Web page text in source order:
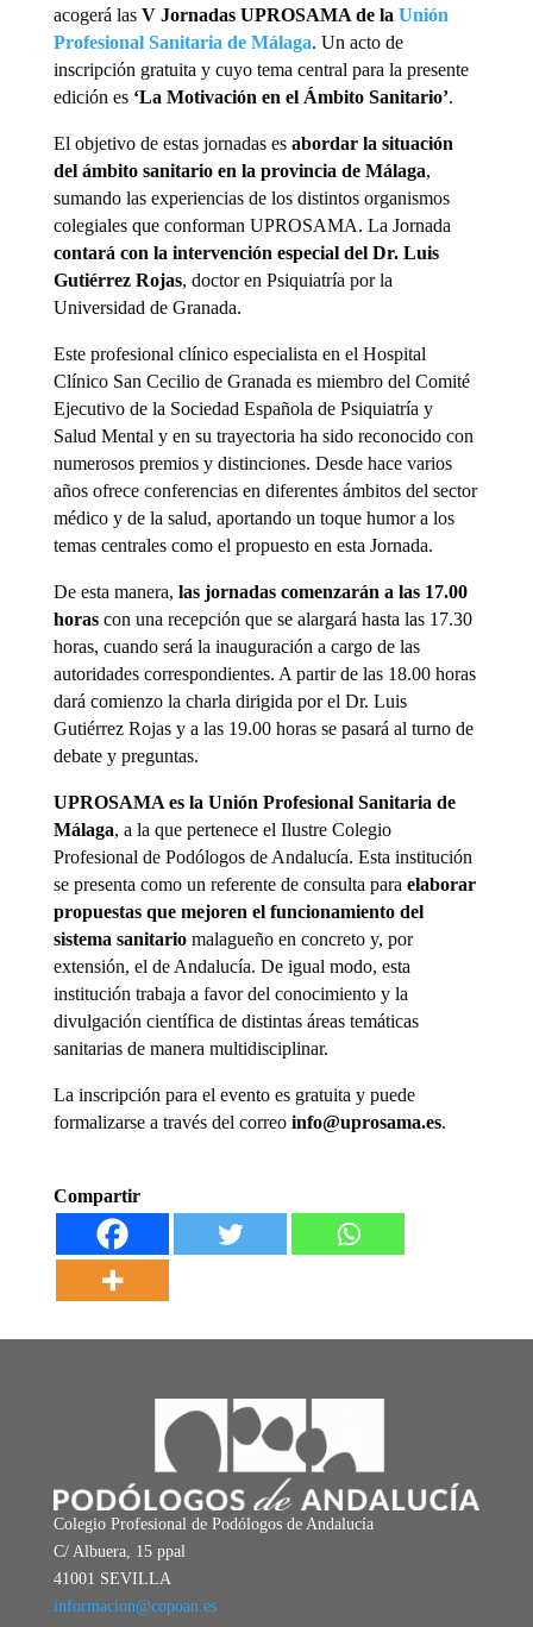
acogerá las V Jornadas UPROSAMA de la Unión
Profesional Sanitaria de Málaga. Un acto de
inscripción gratuita y cuyo tema central para la presente
edición es‘La Motivación en el Ámbito Sanitario’.
El objetivo de estas jornadas es abordar la situación
del ámbito sanitario en la provincia de Málaga,
sumando las experiencias de los distintos organismos
colegiales que conforman UPROSAMA. La Jornada
contará con la intervención especial del Dr. Luis
Gutiérrez Rojas, doctor en Psiquiatría por la
Universidad de Granada.
Este profesional clínico especialista en el Hospital
Clínico San Cecilio de Granada es miembro del Comité
Ejecutivo de la Sociedad Española de Psiquiatría y
Salud Mental y en su trayectoria ha sido reconocido con
numerosos premios y distinciones. Desde hace varios
años ofrece conferencias en diferentes ámbitos del sector
médico y de la salud, aportando un toque humor a los
temas centrales como el propuesto en esta Jornada.
De esta manera, las jornadas comenzarán a las 17.00
horascon una recepción que se alargará hasta las 17.30
horas, cuando será la inauguración a cargo de las
autoridades correspondientes. A partir de las 18.00 horas
dará comienzo la charla dirigida por el Dr. Luis
Gutiérrez Rojas y a las 19.00 horas se pasará al turno de
debate y preguntas.
UPROSAMA es la Unión Profesional Sanitaria de
Málaga, a la que pertenece el Ilustre Colegio
Profesional de Podólogos de Andalucía. Esta institución
se presenta como un referente de consulta para elaborar
propuestas que mejoren el funcionamiento del
sistema sanitario malagueño en concreto y, por
extensión, el de Andalucía. De igual modo, esta
institución trabaja a favor del conocimiento y la
divulgación científica de distintas áreas temáticas
sanitarias de manera multidisciplinar.
La inscripción para el evento es gratuita y puede
formalizarse a través del correo info@uprosama.es.
Compartir
Colegio Profesional de Podólogos de Andalucía
C/ Albuera, 15 ppal
41001 SEVILLA
informacion@copoan.es